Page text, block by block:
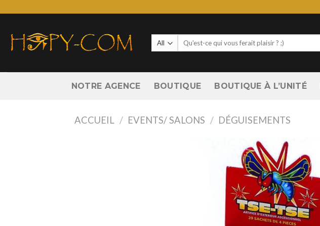
Recherche
pour :
NOTRE AGENCE BOUTIQUE BOUTIQUE À L’UNITÉ
ACCUEIL / EVENTS/ SALONS / DÉGUISEMENTS